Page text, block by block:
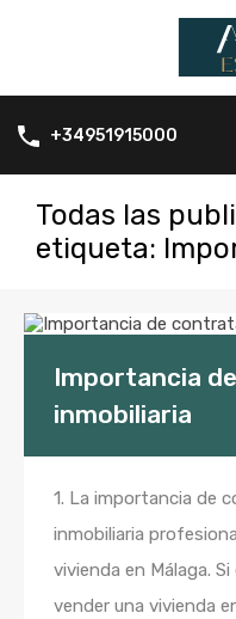
+34951915000
Todas las
etiqueta:
Importancia
inmobiliaria
1. La importancia de
inmobiliaria
vivienda en Málaga.
vender una vivienda